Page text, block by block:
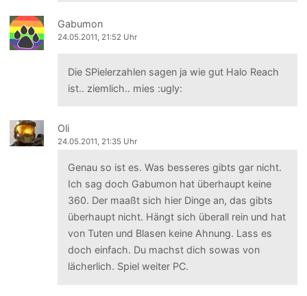
Gabumon
24.05.2011, 21:52 Uhr
Die SPielerzahlen sagen ja wie gut Halo Reach
ist.. ziemlich.. mies :ugly:
Oli
24.05.2011, 21:35 Uhr
Genau so ist es. Was besseres gibts gar nicht.
Ich sag doch Gabumon hat überhaupt keine
360. Der maaßt sich hier Dinge an, das gibts
überhaupt nicht. Hängt sich überall rein und hat
von Tuten und Blasen keine Ahnung. Lass es
doch einfach. Du machst dich sowas von
lächerlich. Spiel weiter PC.